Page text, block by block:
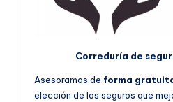
Correduría de
Asesoramos de forma
elección de los seguros que